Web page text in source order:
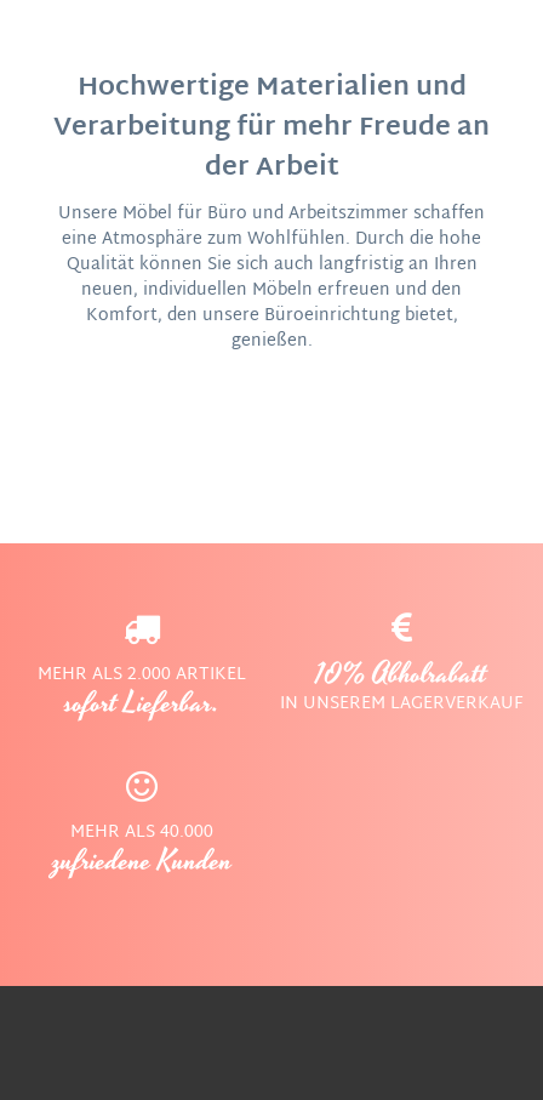
Hochwertige Materialien und
Verarbeitung für mehr Freude an
der Arbeit
Unsere Möbel für Büro und Arbeitszimmer schaffen
eine Atmosphäre zum Wohlfühlen. Durch die hohe
Qualität können Sie sich auch langfristig an Ihren
neuen, individuellen Möbeln erfreuen und den
Komfort, den unsere Büroeinrichtung bietet,
genießen.
MEHR ALS 2.000 ARTIKEL
sofort Lieferbar.
10% Abholrabatt
IN UNSEREM LAGERVERKAUF
MEHR ALS 40.000
zufriedene Kunden